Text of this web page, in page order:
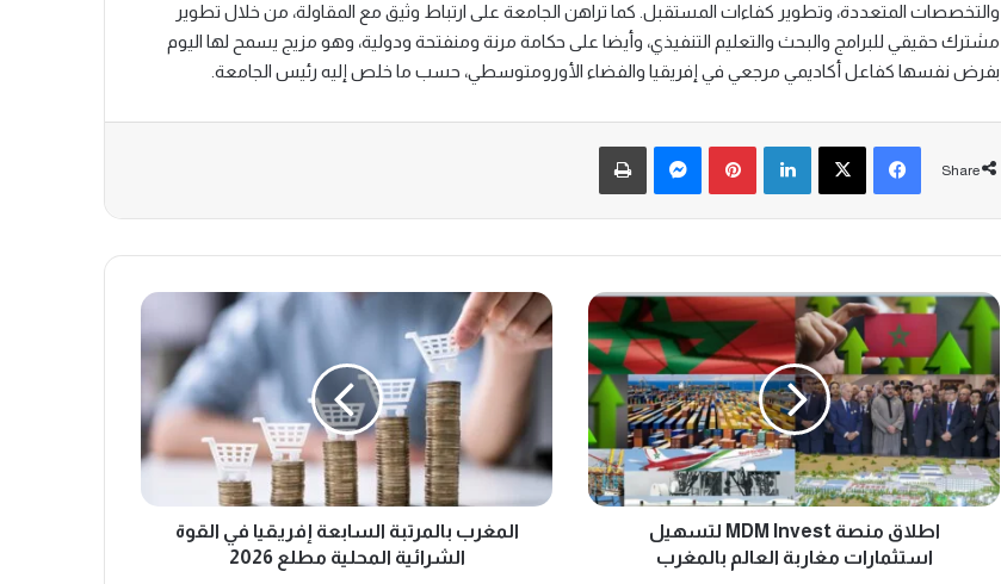
والتخصصات المتعددة، وتطوير كفاءات المستقبل. كما تراهن الجامعة على ارتباط وثيق مع المقاولة، من خلال تطوير
مشترك حقيقي للبرامج والبحث والتعليم التنفيذي، وأيضا على حكامة مرنة ومنفتحة ودولية، وهو مزيج يسمح لها اليوم
بفرض نفسها كفاعل أكاديمي مرجعي في إفريقيا والفضاء الأورومتوسطي، حسب ما خلص إليه رئيس الجامعة.
Share
Facebook
X
LinkedIn
Pinterest
Messenger
Print
اطلاق
منصة
MDM
Invest
لتسهيل
استثمارات
مغاربة
العالم
بالمغرب
اطلاق منصة MDM Invest لتسهيل
استثمارات مغاربة العالم بالمغرب
المغرب
بالمرتبة
السابعة
إفريقيا
الشرائية
المحلية
مطلع
المغرب بالمرتبة السابعة إفريقيا في القوة
الشرائية المحلية مطلع 2026